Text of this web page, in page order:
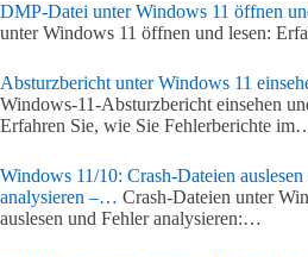
DMP-Datei unter Windows 11 öffnen
unter Windows 11 öffnen und lesen:
Absturzbericht unter Windows 11
Windows-11-Absturzbericht einsehen
Erfahren Sie, wie Sie Fehlerberichte
Windows 11/10: Crash-Dateien
analysieren –… Crash-Dateien unter
auslesen und Fehler analysieren:…